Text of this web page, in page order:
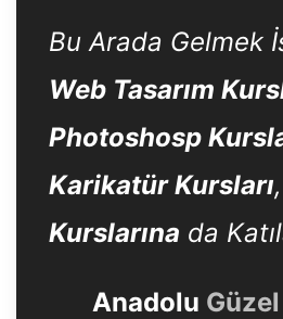
Bu Arada Gelmek
Web Tasarım
Photoshosp
Karikatür Kursları,
Kurslarına da
Anadolu